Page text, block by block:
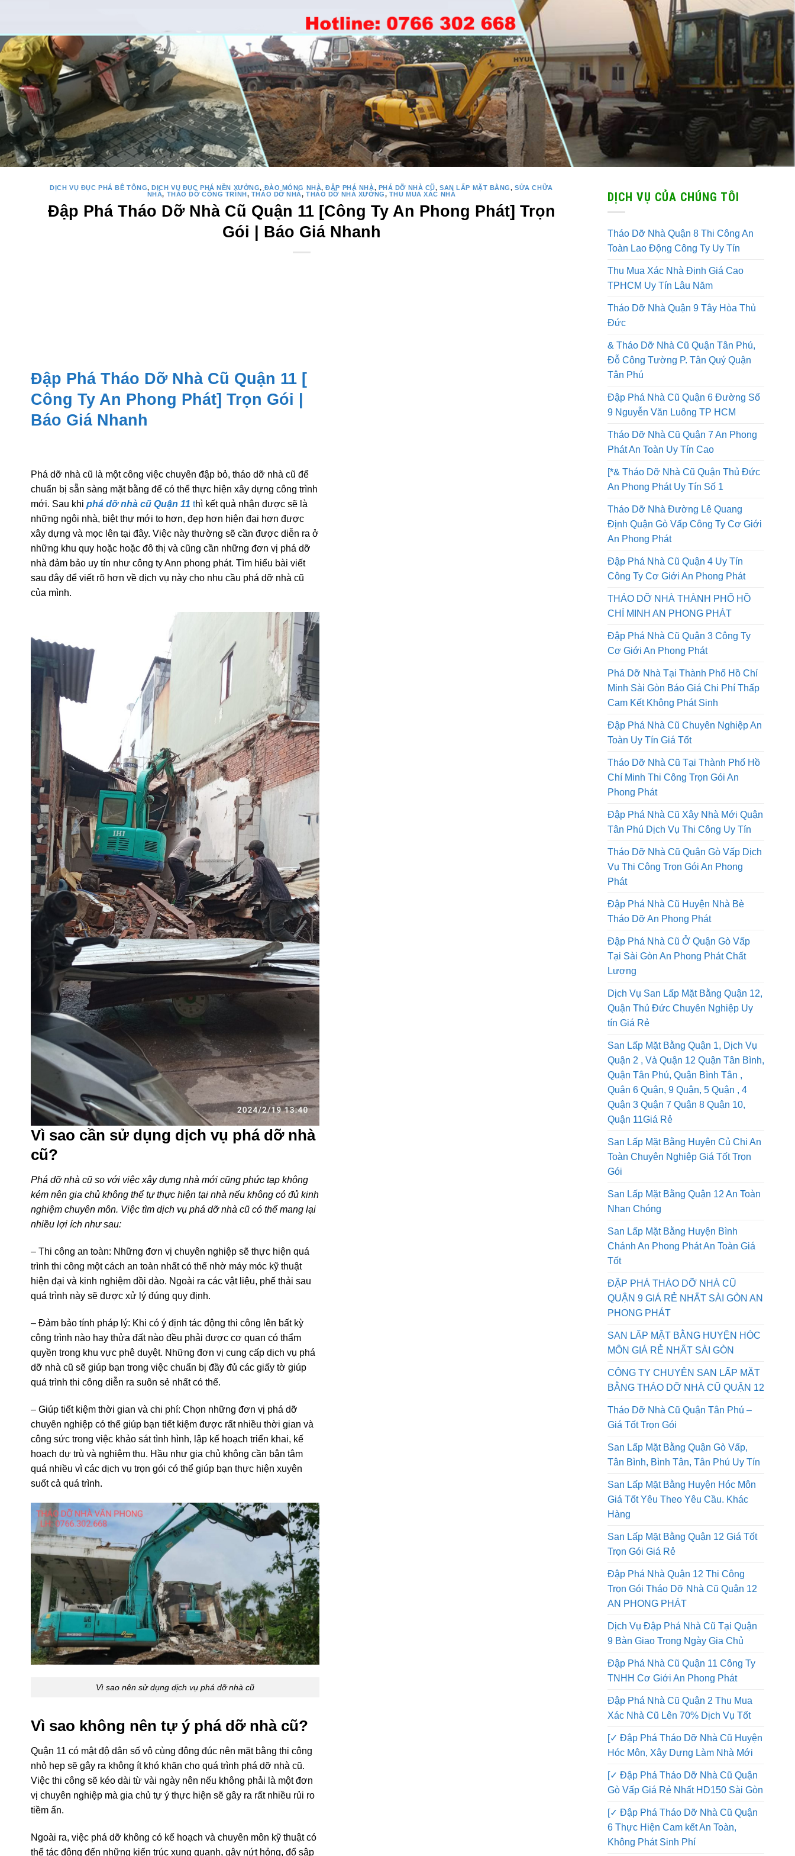
DỊCH VỤ ĐỤC PHÁ NỀN XƯỞNG ĐÀO MÓNG NHÀ,
THÁO DỠ CÔNG TRÌNH, THÁO DỠ NHÀ,THÁO DỠ NHÀ XƯỞNG
Đập Phá Tháo Dỡ Nhà Cũ Quận 11 [Công Ty An Phong Phát] Trọn
Đập Phá Tháo Dỡ Nhà Cũ Quận 11 [
Phá dỡ nhà cũ là một công việc chuyên đập bỏ, tháo dỡ nhà cũ để
chuẩn bị sẵn sàng mặt bằng để có thể thực hiện xây dựng công trình
mới. Sau khiphá dỡ nhà cũ Quận 11 thì kết quả nhận được sẽ là
những ngôi nhà, biệt thự mới to hơn, đẹp hơn hiện đại hơn được
xây dựng và mọc lên tại đây. Việc này thường sẽ cần được diễn ra ở
những khu quy hoặc hoặc đô thị và cũng cần những đơn vị phá dỡ
nhà đảm bảo uy tín như công ty Ann phong phát. Tìm hiểu bài viết
sau đây để viết rõ hơn về dịch vụ này cho nhu cầu phá dỡ nhà cũ
Vì sao cần sử dụng dịch vụ phá dỡ nhà
cũ?
Phá dỡ nhà cũ so với việc xây dựng nhà mới cũng phức tạp không
kém nên gia chủ không thể tự thực hiện tại nhà nếu không có đủ kinh
nghiệm chuyên môn. Việc tìm dịch vụ phá dỡ nhà cũ có thể mang lại
nhiều lợi ích như sau:
– Thi công an toàn: Những đơn vị chuyên nghiệp sẽ thực hiện quá
trình thi công một cách an toàn nhất có thể nhờ máy móc kỹ thuật
hiện đại và kinh nghiệm dồi dào. Ngoài ra các vật liệu, phế thải sau
quá trình này sẽ được xử lý đúng quy định.
– Đảm bảo tính pháp lý: Khi có ý định tác động thi công lên bất kỳ
công trình nào hay thửa đất nào đều phải được cơ quan có thẩm
quyền trong khu vực phê duyệt. Những đơn vị cung cấp dịch vụ phá
dỡ nhà cũ sẽ giúp bạn trong việc chuẩn bị đầy đủ các giấy tờ giúp
quá trình thi công diễn ra suôn sẻ nhất có thể.
– Giúp tiết kiệm thời gian và chi phí: Chọn những đơn vị phá dỡ
chuyên nghiệp có thể giúp bạn tiết kiệm được rất nhiều thời gian và
công sức trong việc khảo sát tình hình, lập kế hoạch triển khai, kế
hoạch dự trù và nghiệm thu. Hầu như gia chủ không cần bận tâm
quá nhiều vì các dịch vụ trọn gói có thể giúp bạn thực hiện xuyên
suốt cả quá trình.
Vì sao nên sử dụng dịch vụ phá dỡ nhà cũ
Vì sao không nên tự ý phá dỡ nhà cũ?
Quận 11 có mật độ dân số vô cùng đông đúc nên mặt bằng thi công
nhỏ hẹp sẽ gây ra không ít khó khăn cho quá trình phá dỡ nhà cũ.
Việc thi công sẽ kéo dài từ vài ngày nên nếu không phải là một đơn
vị chuyên nghiệp mà gia chủ tự ý thực hiện sẽ gây ra rất nhiều rủi ro
tiềm ẩn.
DỊCH VỤ CỦA CHÚNG TÔI
Tháo Dỡ Nhà Quận 8 Thi Công An
Toàn Lao Động Công Ty Uy Tín
Thu Mua Xác Nhà Định Giá Cao
TPHCM Uy Tín Lâu Năm
Tháo Dỡ Nhà Quận 9 Tây Hòa Thủ
Đức
& Tháo Dỡ Nhà Cũ Quận Tân Phú,
Đỗ Công Tường P. Tân Quý Quận
Tân Phú
Đập Phá Nhà Cũ Quận 6 Đường Số
9 Nguyễn Văn Luông TP HCM
Tháo Dỡ Nhà Cũ Quận 7 An Phong
Phát An Toàn Uy Tín Cao
[*& Tháo Dỡ Nhà Cũ Quận Thủ Đức
An Phong Phát Uy Tín Số 1
Tháo Dỡ Nhà Đường Lê Quang
Định Quận Gò Vấp Công Ty Cơ Giới
An Phong Phát
Đập Phá Nhà Cũ Quận 4 Uy Tín
Công Ty Cơ Giới An Phong Phát
THÁO DỠ NHÀ THÀNH PHỐ HỒ
CHÍ MINH AN PHONG PHÁT
Đập Phá Nhà Cũ Quận 3 Công Ty
Cơ Giới An Phong Phát
Phá Dỡ Nhà Tại Thành Phố Hồ Chí
Minh Sài Gòn Báo Giá Chi Phí Thấp
Cam Kết Không Phát Sinh
Đập Phá Nhà Cũ Chuyên Nghiệp An
Toàn Uy Tín Giá Tốt
Tháo Dỡ Nhà Cũ Tại Thành Phố Hồ
Chí Minh Thi Công Trọn Gói An
Phong Phát
Đập Phá Nhà Cũ Xây Nhà Mới Quận
Tân Phú Dịch Vụ Thi Công Uy Tín
Tháo Dỡ Nhà Cũ Quận Gò Vấp Dịch
Vụ Thi Công Trọn Gói An Phong
Phát
Đập Phá Nhà Cũ Huyện Nhà Bè
Tháo Dỡ An Phong Phát
Đập Phá Nhà Cũ Ở Quận Gò Vấp
Tại Sài Gòn An Phong Phát Chất
Lượng
Dịch Vụ San Lấp Mặt Bằng Quận 12,
Quận Thủ Đức Chuyên Nghiệp Uy
tín Giá Rẻ
San Lấp Mặt Bằng Quận 1, Dịch Vụ
Quận 2 , Và Quận 12 Quận Tân Bình,
Quận Tân Phú, Quận Bình Tân ,
Quận 6 Quận, 9 Quận, 5 Quận , 4
Quận 3 Quận 7 Quận 8 Quận 10,
Quận 11Giá Rẻ
San Lấp Mặt Bằng Huyện Củ Chi An
Toàn Chuyên Nghiệp Giá Tốt Trọn
Gói
San Lấp Mặt Bằng Quận 12 An Toàn
Nhan Chóng
San Lấp Mặt Bằng Huyện Bình
Chánh An Phong Phát An Toàn Giá
Tốt
ĐẬP PHÁ THÁO DỠ NHÀ CŨ
QUẬN 9 GIÁ RẺ NHẤT SÀI GÒN AN
PHONG PHÁT
SAN LẤP MẶT BẰNG HUYỆN HÓC
MÔN GIÁ RẺ NHẤT SÀI GÒN
CÔNG TY CHUYÊN SAN LẤP MẶT
BẰNG THÁO DỠ NHÀ CŨ QUẬN 12
Tháo Dỡ Nhà Cũ Quận Tân Phú –
Giá Tốt Trọn Gói
San Lấp Mặt Bằng Quận Gò Vấp,
Tân Bình, Bình Tân, Tân Phú Uy Tín
San Lấp Mặt Bằng Huyện Hóc Môn
Giá Tốt Yêu Theo Yêu Cầu. Khác
Hàng
San Lấp Mặt Bằng Quận 12 Giá Tốt
Trọn Gói Giá Rẻ
Đập Phá Nhà Quận 12 Thi Công
Trọn Gói Tháo Dỡ Nhà Cũ Quận 12
AN PHONG PHÁT
Dịch Vụ Đập Phá Nhà Cũ Tại Quận
9 Bàn Giao Trong Ngày Gia Chủ
Đập Phá Nhà Cũ Quận 11 Công Ty
TNHH Cơ Giới An Phong Phát
Đập Phá Nhà Cũ Quận 2 Thu Mua
Xác Nhà Cũ Lên 70% Dịch Vụ Tốt
[✓ Đập Phá Tháo Dỡ Nhà Cũ Huyện
Hóc Môn, Xây Dựng Làm Nhà Mới
[✓ Đập Phá Tháo Dỡ Nhà Cũ Quận
Gò Vấp Giá Rẻ Nhất HD150 Sài Gòn
[✓ Đập Phá Tháo Dỡ Nhà Cũ Quận